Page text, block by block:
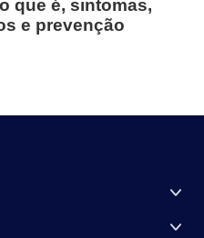
que é, sintomas,
e prevenção